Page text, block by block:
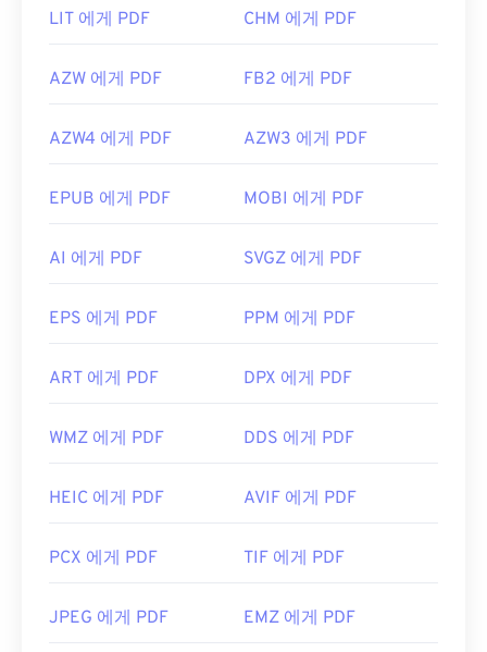
LIT 에게 PDF CHM 에게 PDF
AZW 에게 PDF FB2 에게 PDF
AZW4 에게 PDF AZW3 에게 PDF
EPUB 에게 PDF MOBI 에게 PDF
AI 에게 PDF SVGZ 에게 PDF
EPS 에게 PDF PPM 에게 PDF
ART 에게 PDF DPX 에게 PDF
WMZ 에게 PDF DDS 에게 PDF
HEIC 에게 PDF AVIF 에게 PDF
PCX 에게 PDF TIF 에게 PDF
JPEG 에게 PDF EMZ 에게 PDF